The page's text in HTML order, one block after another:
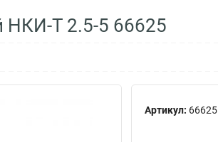
НКИ-Т 2.5-5 66625
Артикул: 66625